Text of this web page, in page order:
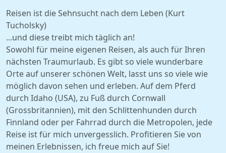
Reisen ist die Sehnsucht nach dem Leben (Kurt
Tucholsky)
...und diese treibt mich täglich an!
Sowohl für meine eigenen Reisen, als auch für Ihren
nächsten Traumurlaub. Es gibt so viele wunderbare
Orte auf unserer schönen Welt, lasst uns so viele wie
möglich davon sehen und erleben. Auf dem Pferd
durch Idaho (USA), zu Fuß durch Cornwall
(Grossbritannien), mit den Schlittenhunden durch
Finnland oder per Fahrrad durch die Metropolen, jede
Reise ist für mich unvergesslich. Profitieren Sie von
meinen Erlebnissen, ich freue mich auf Sie!